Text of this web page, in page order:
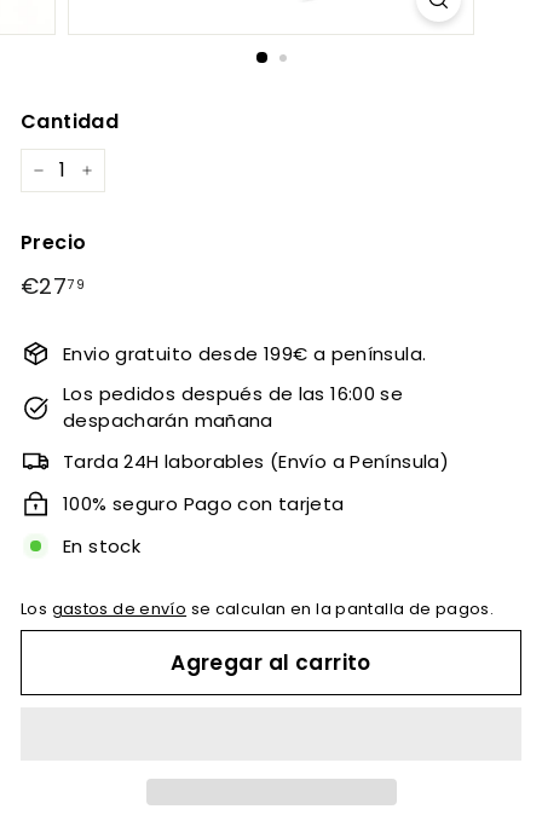
Cantidad
− +
Precio
Precio
€2779
Envio gratuito desde 199€ a península.
Los pedidos después de las 16:00 se
despacharán mañana
Tarda 24H laborables (Envío a Península)
100% seguro Pago con tarjeta
En stock
Los gastos de envío se calculan en la pantalla de pagos.
Agregar al carrito